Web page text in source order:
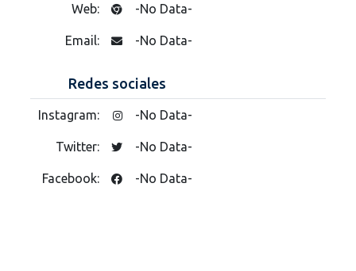
Web: -No Data-
Email: -No Data-
Redes sociales
Instagram: -No Data-
Twitter: -No Data-
Facebook: -No Data-